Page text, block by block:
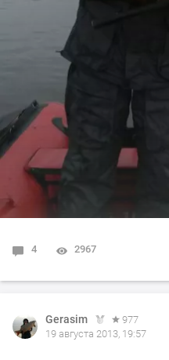
4 2967
Gerasim
977
19 августа 2013, 19:57